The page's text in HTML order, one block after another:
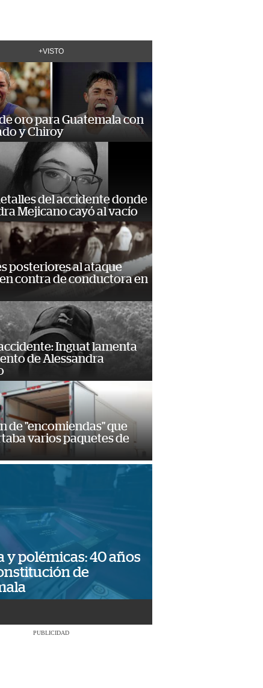
+VISTO
oro para Guatemala con
y Chiroy
del accidente donde
Mejicano cayó al vacío
posteriores al ataque
contra de conductora en
Inguat lamenta
de Alessandra
de "encomiendas" que
varios paquetes de
y polémicas: 40 años
de
PUBLICIDAD